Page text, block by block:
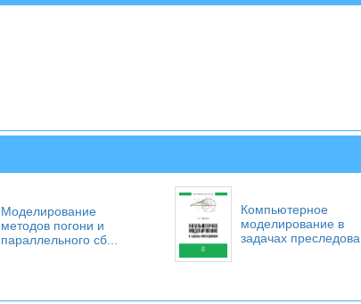
Моделирование
методов погони и
параллельного сб...
Компьютерное
моделирование в
задачах